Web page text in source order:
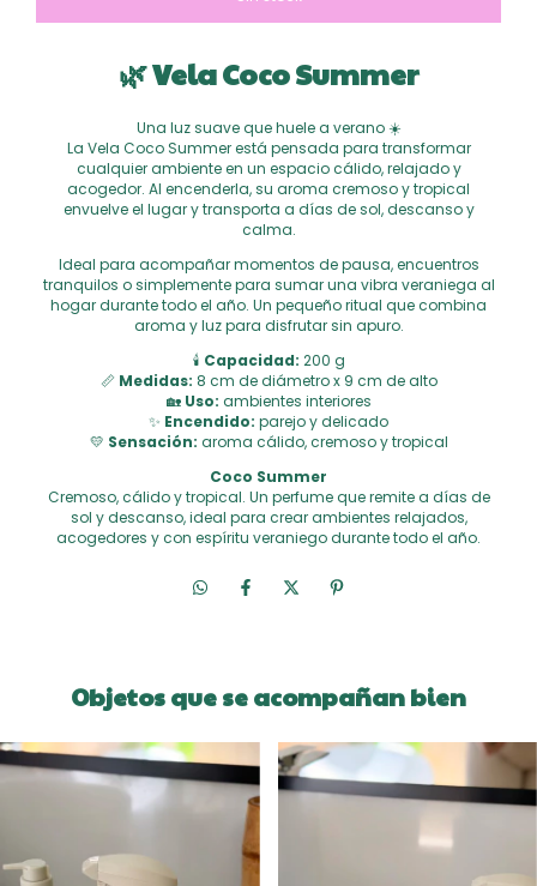
🌿 Vela Coco Summer
Una luz suave que huele a verano ☀️
La Vela Coco Summer está pensada para transformar
cualquier ambiente en un espacio cálido, relajado y
acogedor. Al encenderla, su aroma cremoso y tropical
envuelve el lugar y transporta a días de sol, descanso y
calma.
Ideal para acompañar momentos de pausa, encuentros
tranquilos o simplemente para sumar una vibra veraniega al
hogar durante todo el año. Un pequeño ritual que combina
aroma y luz para disfrutar sin apuro.
🕯 Capacidad: 200 g
📏 Medidas: 8 cm de diámetro x 9 cm de alto
🏡 Uso: ambientes interiores
✨ Encendido: parejo y delicado
💛 Sensación: aroma cálido, cremoso y tropical
Coco Summer
Cremoso, cálido y tropical. Un perfume que remite a días de
sol y descanso, ideal para crear ambientes relajados,
acogedores y con espíritu veraniego durante todo el año.
Objetos que se acompañan bien